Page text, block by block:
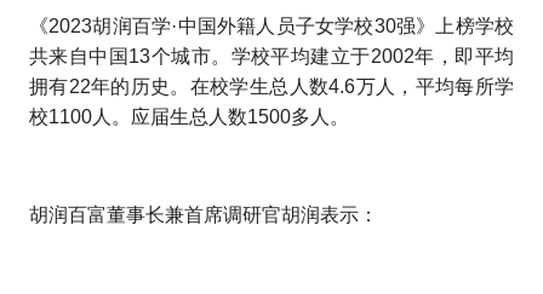
《2023胡润百学·中国外籍人员子女学校30强》上榜学校
共来自中国13个城市。学校平均建立于2002年，即平均
拥有22年的历史。在校学生总人数4.6万人，平均每所学
校1100人。应届生总人数1500多人。
胡润百富董事长兼首席调研官胡润表示：